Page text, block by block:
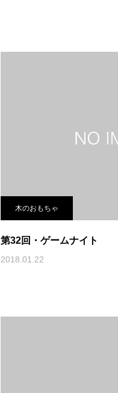
木のおもちゃ
第32回・ゲームナイト
2018.01.22